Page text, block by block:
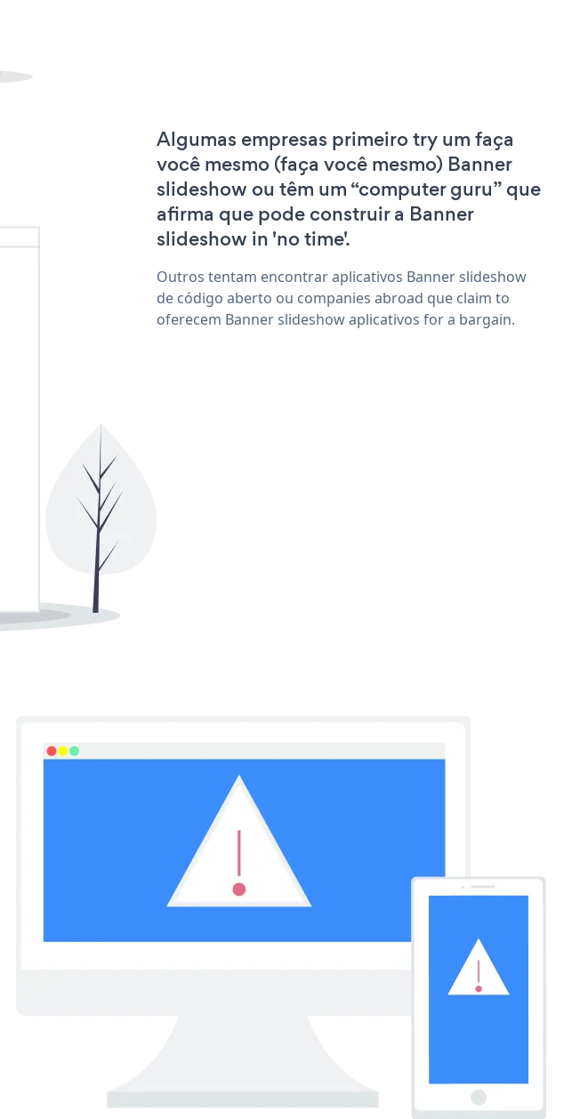
Algumas empresas primeiro try um faça
você mesmo (faça você mesmo) Banner
slideshow ou têm um “computer guru” que
afirma que pode construir a Banner
slideshow in 'no time'.
Outros tentam encontrar aplicativos Banner slideshow
de código aberto ou companies abroad que claim to
oferecem Banner slideshow aplicativos for a bargain.